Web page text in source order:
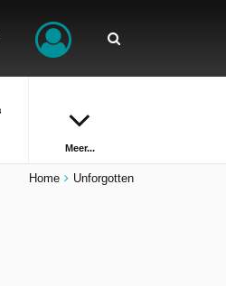
Meer...
Home Unforgotten